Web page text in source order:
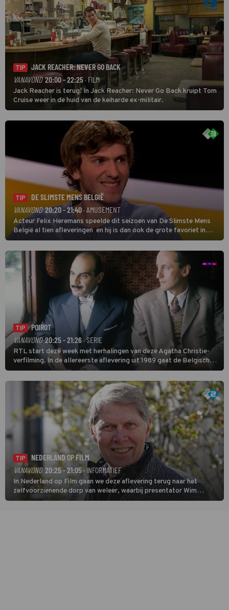
TIP
JACK REACHER: NEVER GO BACK
VANAVOND 20:00 - 22:25 · FILM
Jack Reacher is terug! In Jack Reacher: Never Go Back kruipt Tom
Cruise weer in de huid van de keiharde ex-militair.
TIP
DE SLIMSTE MENS BELGIË
VANAVOND 20:20 - 21:40· AMUSEMENT
Acteur Felix Heremans speelde dit seizoen van De Slimste Mens
België al tien afleveringen en hij is dan ook de grote favoriet in
deze seizoensfinale. En er is Nederlandse inbreng, want komiek
Soundos El Ahmadi neemt plaats aan de jurytafel.
TIP
POIROT
VANAVOND 20:25 - 21:26 · SERIE
RTL start deze week met herhalingen van deze Agatha Christie-
verfilming. In de allereerste aflevering uit 1989 gaat de Belgische
speurder op zoek naar een vermiste kok. Poirot raakt al snel
verwikkeld in een moordzaak. (HH)
TIP
NEDERLAND OP FILM
VANAVOND 20:25 - 21:05· INFORMATIEF
In Nederland op Film gaan we deze aflevering terug naar het
zelfvoorzienende dorp van weleer, waarbij presentator Wim
Daniëls de kijkers meeneemt op reis door de tijd aan de hand van